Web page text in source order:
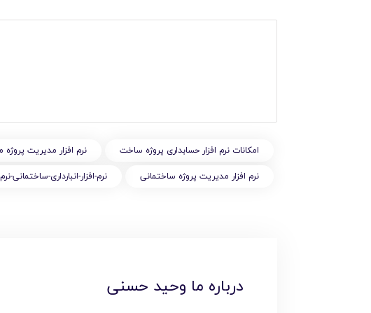
امکانات نرم افزار حسابداری پروژه ساخت
نرم افزار مديريت
نرم افزار مدیریت پروژه ساختمانی
نرم-افزار-انبارداری-ساختمانی-
درباره ما وحید حسنی